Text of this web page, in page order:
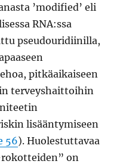
’modified’ eli
RNA:ssa
pseudouridiinilla,
pitkäaikaiseen
terveyshaittoihin
lisääntymiseen
56). Huolestuttavaa
on